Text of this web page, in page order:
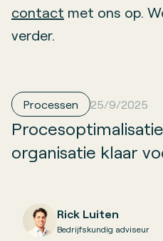
contact met ons op.
verder.
Processen 25/9/2025
organisatie klaar
Rick Luiten
Bedrijfskundig adviseur